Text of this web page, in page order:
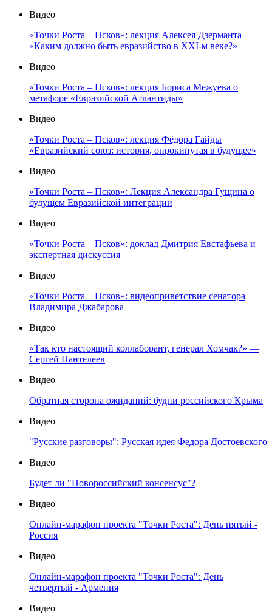
Видео
«Точки Роста – Псков»: лекция Алексея Дзерманта
«Каким должно быть евразийство в XXI-м веке?»
Видео
«Точки Роста – Псков»: лекция Бориса Межуева о
метафоре «Евразийской Атлантиды»
Видео
«Точки Роста – Псков»: лекция Фёдора Гайды
«Евразийский союз: история, опрокинутая в будущее»
Видео
«Точки Роста – Псков»: Лекция Александра Гущина о
будущем Евразийской интеграции
Видео
«Точки Роста – Псков»: доклад Дмитрия Евстафьева и
экспертная дискуссия
Видео
«Точки Роста – Псков»: видеоприветствие сенатора
Владимира Джабарова
Видео
«Так кто настоящий коллаборант, генерал Хомчак?» —
Сергей Пантелеев
Видео
Обратная сторона ожиданий: будни российского Крыма
Видео
"Русские разговоры": Русская идея Федора Достоевского
Видео
Будет ли "Новороссийский консенсус"?
Видео
Онлайн-марафон проекта "Точки Роста": День пятый -
Россия
Видео
Онлайн-марафон проекта "Точки Роста": День
четвертый - Армения
Видео